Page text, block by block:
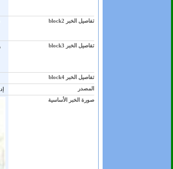
تفاصيل الخبر block2
تفاصيل الخبر block3
تفاصيل الخبر block4
المصدر
صورة الخبر الأساسية